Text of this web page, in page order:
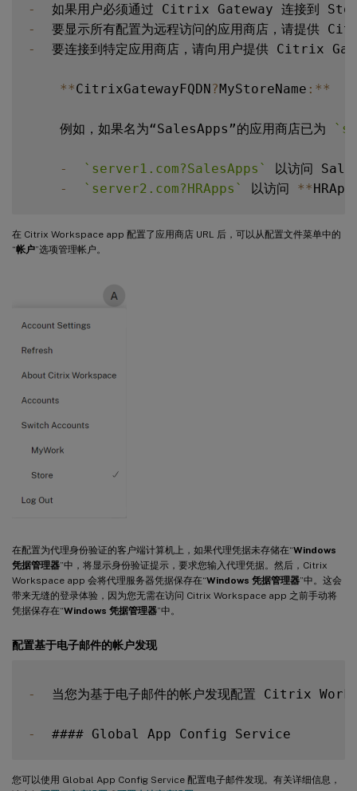
-
-
-
要连接到特定应用商店，请向用户提供 Citrix
**CitrixGatewayFQDN?MyStoreName : **
    例如，如果名为“SalesApps”的应用商店已为
`
- ` server1.com?SalesApps `
以访问
-
` server2.com?HRApps ` 以访问 **
** CitrixGatewayFQDN ?MyStoreName** 形式
在 Citrix Workspace app 配置了应用商店 URL 后，可以从配置文件菜单中的
“帐户”选项管理帐户。
在配置为代理身份验证的客户端计算机上，如果代理凭据未存储在“Windows
凭据管理器”中，将显示身份验证提示，要求您输入代理凭据。然后，Citrix
Workspace app 会将代理服务器凭据保存在“Windows 凭据管理器”中。这会
带来无缝的登录体验，因为您无需在访问 Citrix Workspace app 之前手动将
凭据保存在“Windows 凭据管理器”中。
配置基于电子邮件的帐户发现
-
当您为基于电子邮件的帐户发现配置 Citrix
-
您可以使用 Global App Config Service 配置电子邮件发现。有关详细信息，